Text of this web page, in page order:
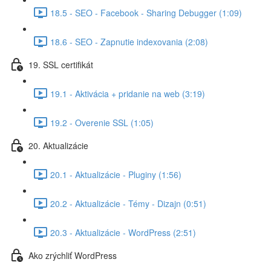
18.5 - SEO - Facebook - Sharing Debugger (1:09)
18.6 - SEO - Zapnutie indexovania (2:08)
19. SSL certifikát
19.1 - Aktivácia + pridanie na web (3:19)
19.2 - Overenie SSL (1:05)
20. Aktualizácie
20.1 - Aktualizácie - Pluginy (1:56)
20.2 - Aktualizácie - Témy - Dizajn (0:51)
20.3 - Aktualizácie - WordPress (2:51)
Ako zrýchliť WordPress